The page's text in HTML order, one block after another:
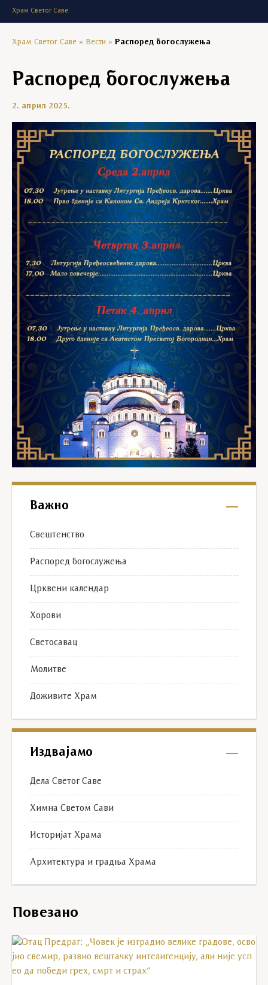
Храм Светог Саве
Храм Светог Саве » Вести » Распоред богослужења
Распоред богослужења
2. април 2025.
Важно
Свештенство
Распоред богослужења
Црквени календар
Хорови
Светосавац
Молитве
Доживите Храм
Издвајамо
Дела Светог Саве
Химна Светом Сави
Историјат Храма
Архитектура и градња Храма
Повезано